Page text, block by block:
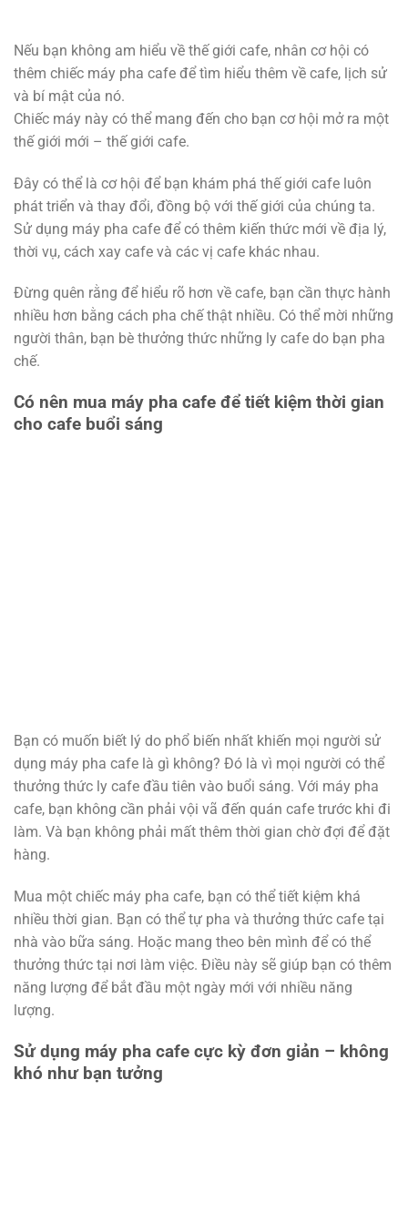
Nếu bạn không am hiểu về thế giới cafe, nhân cơ hội có
thêm chiếc máy pha cafe để tìm hiểu thêm về cafe, lịch sử
và bí mật của nó.
Chiếc máy này có thể mang đến cho bạn cơ hội mở ra một
thế giới mới – thế giới cafe.
Đây có thể là cơ hội để bạn khám phá thế giới cafe luôn
phát triển và thay đổi, đồng bộ với thế giới của chúng ta.
Sử dụng máy pha cafe để có thêm kiến thức mới về địa lý,
thời vụ, cách xay cafe và các vị cafe khác nhau.
Đừng quên rằng để hiểu rõ hơn về cafe, bạn cần thực hành
nhiều hơn bằng cách pha chế thật nhiều. Có thể mời những
người thân, bạn bè thưởng thức những ly cafe do bạn pha
chế.
Có nên mua máy pha cafe để tiết kiệm thời gian
cho cafe buổi sáng
Bạn có muốn biết lý do phổ biến nhất khiến mọi người sử
dụng máy pha cafe là gì không? Đó là vì mọi người có thể
thưởng thức ly cafe đầu tiên vào buổi sáng. Với máy pha
cafe, bạn không cần phải vội vã đến quán cafe trước khi đi
làm. Và bạn không phải mất thêm thời gian chờ đợi để đặt
hàng.
Mua một chiếc máy pha cafe, bạn có thể tiết kiệm khá
nhiều thời gian. Bạn có thể tự pha và thưởng thức cafe tại
nhà vào bữa sáng. Hoặc mang theo bên mình để có thể
thưởng thức tại nơi làm việc. Điều này sẽ giúp bạn có thêm
năng lượng để bắt đầu một ngày mới với nhiều năng
lượng.
Sử dụng máy pha cafe cực kỳ đơn giản – không
khó như bạn tưởng